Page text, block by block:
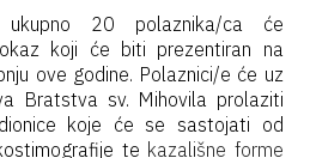
20 polaznika/ca će
koji će biti prezentiran na
ove godine. Polaznici/e će uz
Bratstva sv. Mihovila prolaziti
koje će se sastojati od
te kazališne forme